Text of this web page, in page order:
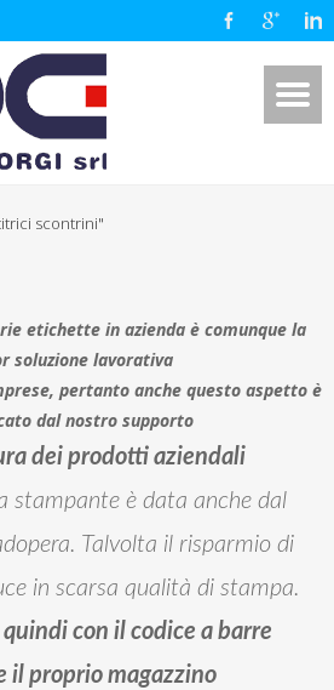
scontrini"
etichette in azienda è comunque la
soluzione lavorativa
pertanto anche questo aspetto è
dal nostro supporto
dei prodotti aziendali
stampante è data anche dal
Talvolta il risparmio di
in scarsa qualità di stampa.
con il codice a barre
il proprio magazzino